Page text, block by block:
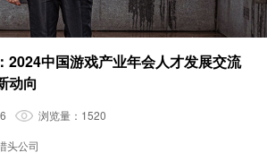
2024中国游戏产业年会人才发展交流
动向
浏览量： 1520
头公司